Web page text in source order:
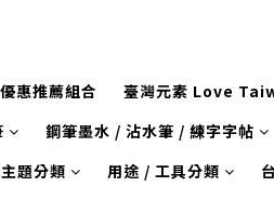
優惠推薦組合 臺灣元素 Love
鋼筆墨水 / 沾水筆 / 練字字帖
題分類 用途 / 工具分類